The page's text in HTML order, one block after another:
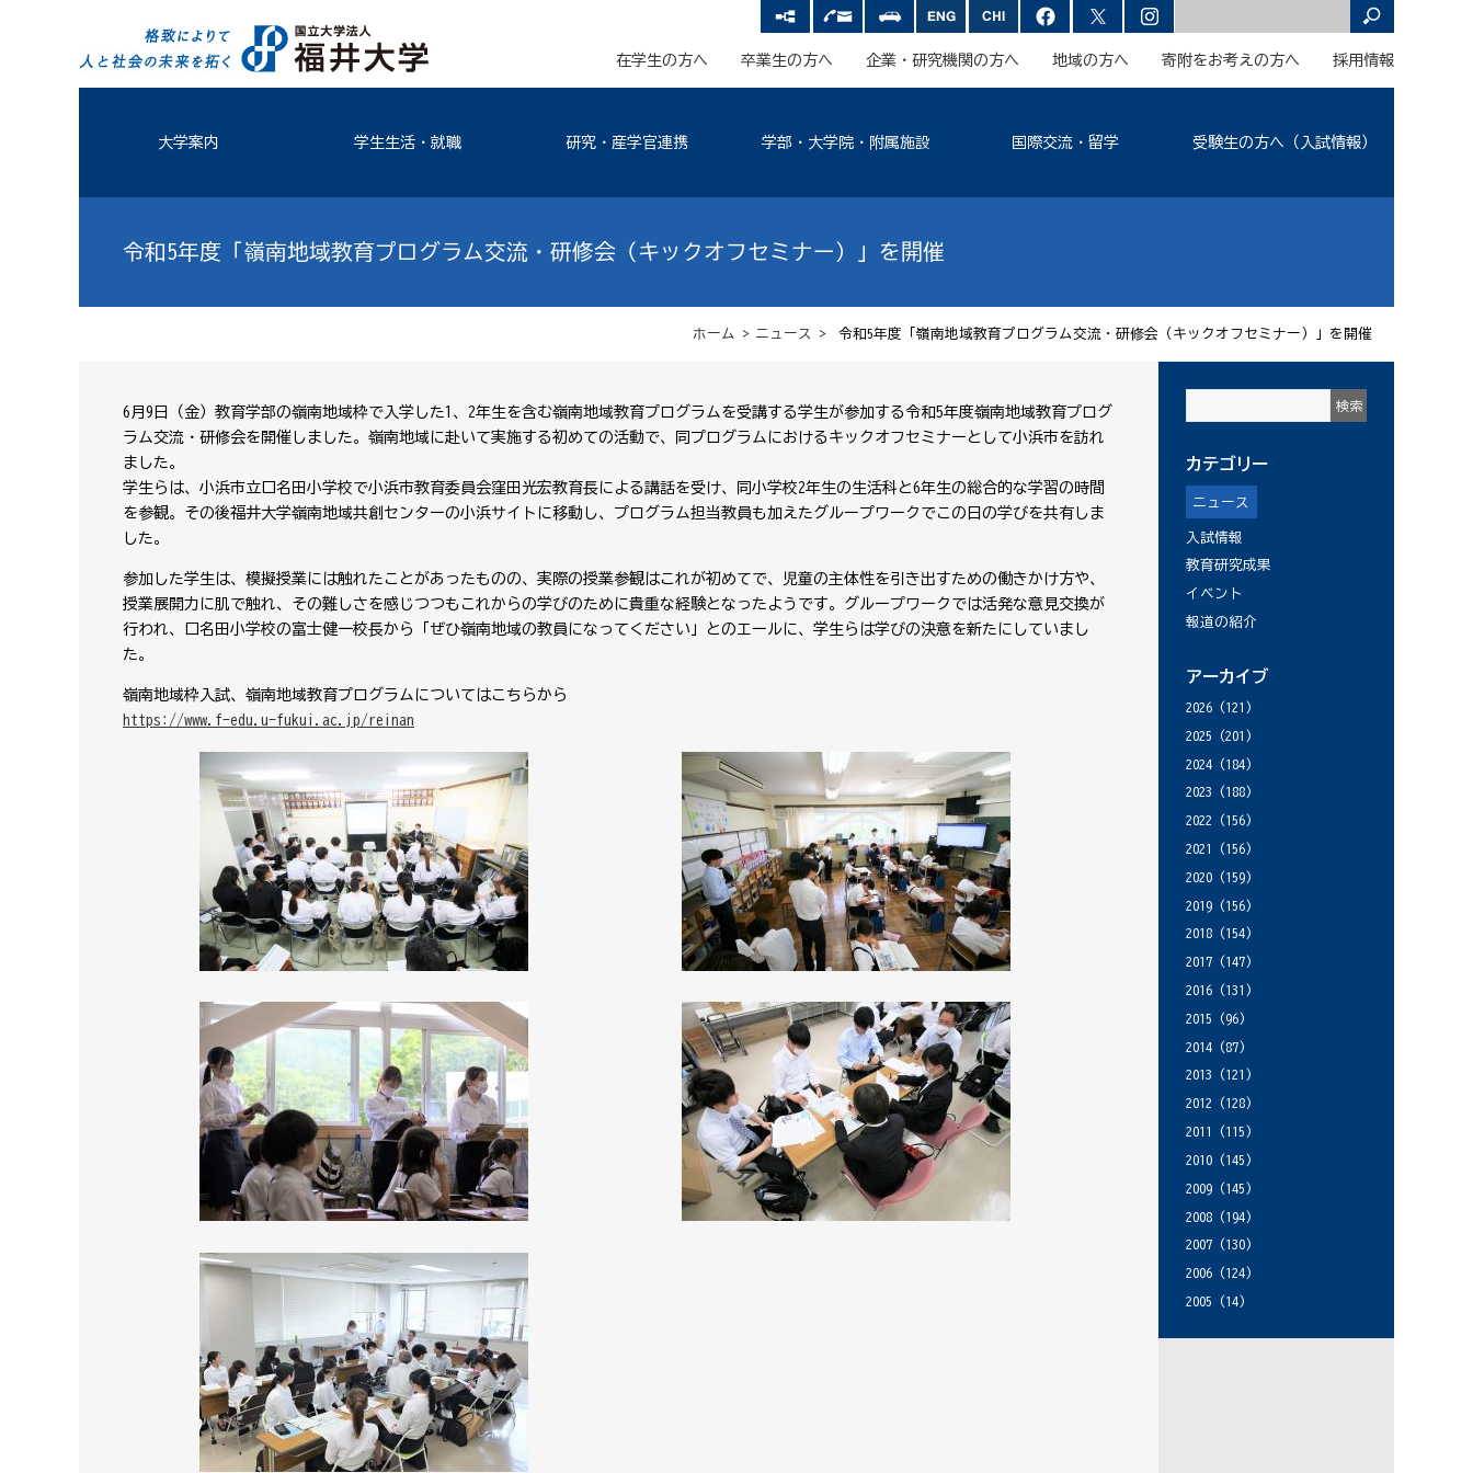
在学生の方へ 卒業生の方へ 企業・研究機関の方へ 地域の方へ 寄附をお考えの方へ 採用情報
大学案内 学生生活・就職 研究・産学官連携 学部・大学院・附属施設 国際交流・留学 受験生の方へ（入試情報）
令和5年度「嶺南地域教育プログラム交流・研修会（キックオフセミナー）」を開催
ホーム > ニュース > 令和5年度「嶺南地域教育プログラム交流・研修会（キックオフセミナー）」を開催
6月9日（金）教育学部の嶺南地域枠で入学した1、2年生を含む嶺南地域教育プログラムを受講する学生が参加する令和5年度嶺南地域教育プログ
ラム交流・研修会を開催しました。嶺南地域に赴いて実施する初めての活動で、同プログラムにおけるキックオフセミナーとして小浜市を訪れ
ました。
学生らは、小浜市立口名田小学校で小浜市教育委員会窪田光宏教育長による講話を受け、同小学校2年生の生活科と6年生の総合的な学習の時間
を参観。その後福井大学嶺南地域共創センターの小浜サイトに移動し、プログラム担当教員も加えたグループワークでこの日の学びを共有しま
した。
参加した学生は、模擬授業には触れたことがあったものの、実際の授業参観はこれが初めてで、児童の主体性を引き出すための働きかけ方や、
授業展開力に肌で触れ、その難しさを感じつつもこれからの学びのために貴重な経験となったようです。グループワークでは活発な意見交換が
行われ、口名田小学校の富士健一校長から「ぜひ嶺南地域の教員になってください」とのエールに、学生らは学びの決意を新たにしていまし
た。
嶺南地域枠入試、嶺南地域教育プログラムについてはこちらから
https://www.f-edu.u-fukui.ac.jp/reinan
カテゴリー
ニュース
入試情報
教育研究成果
イベント
報道の紹介
アーカイブ
2026 (121)
2025 (201)
2024 (184)
2023 (188)
2022 (156)
2021
(156)
2020 (159)
2019 (156)
2018 (154)
2017 (147)
2016 (131)
2015 (96)
2014 (87)
2013 (121)
2012 (128)
2011
(115)
2010 (145)
2009 (145)
2008 (194)
2007 (130)
2006 (124)
2005 (14)